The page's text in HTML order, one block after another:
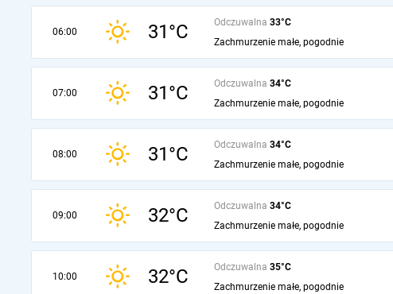
06:00 31°C Odczuwalna 33°C
Zachmurzenie małe, pogodnie
07:00 31°C Odczuwalna 34°C
Zachmurzenie małe, pogodnie
08:00 31°C Odczuwalna 34°C
Zachmurzenie małe, pogodnie
09:00 32°C Odczuwalna 34°C
Zachmurzenie małe, pogodnie
10:00 32°C Odczuwalna 35°C
Zachmurzenie małe, pogodnie